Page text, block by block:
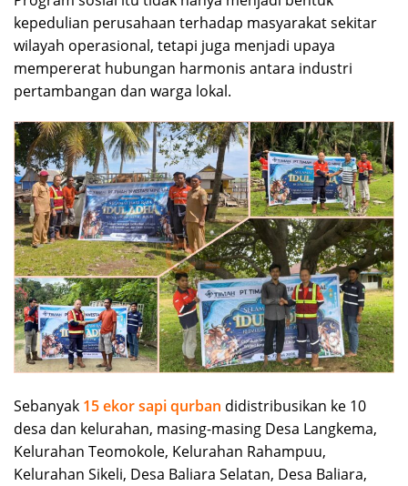
kepedulian perusahaan terhadap masyarakat sekitar
wilayah operasional, tetapi juga menjadi upaya
mempererat hubungan harmonis antara industri
pertambangan dan warga lokal.
Sebanyak 15 ekor sapi qurban didistribusikan ke 10
desa dan kelurahan, masing-masing Desa Langkema,
Kelurahan Teomokole, Kelurahan Rahampuu,
Kelurahan Sikeli, Desa Baliara Selatan, Desa Baliara,